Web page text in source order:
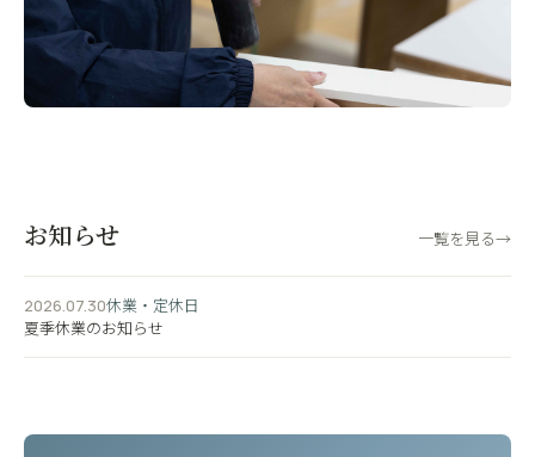
お知らせ 一覧を見る→
2026.07.30休業・定休日
夏季休業のお知らせ